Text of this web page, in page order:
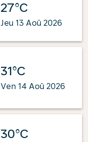
27°C
Jeu 13 Aoû 2026
31°C
Ven 14 Aoû 2026
30°C